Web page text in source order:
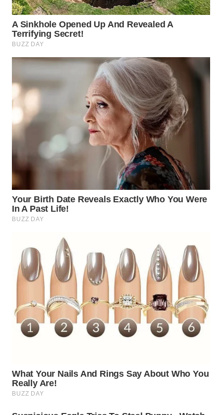
WN
LANGKAT
WN
SELATAN
TANJUNG
LESUNG
KARO
WN
SIMALUNGUN
LABUHANBATU
WN
TAPANULI
TENGAH
WN DELI
SERDANG
WN